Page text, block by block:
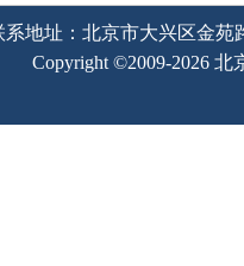
系地址：北京市大兴区金苑
Copyright ©2009-2026 北